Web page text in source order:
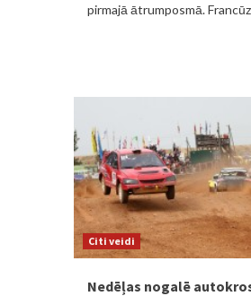
pirmajā ātrumposmā.
Citi veidi
Nedēļas nogalē